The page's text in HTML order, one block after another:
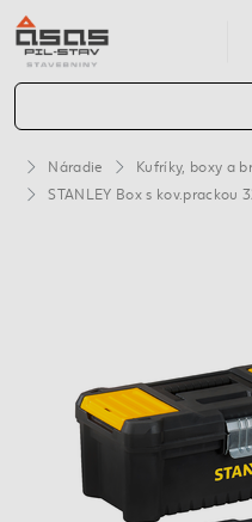
Náradie
Kufríky, boxy a
STANLEY Box s kov.prackou